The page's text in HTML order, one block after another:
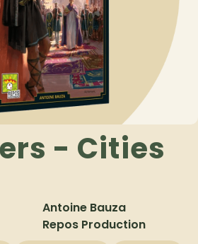
- Cities
Antoine Bauza
Repos Production